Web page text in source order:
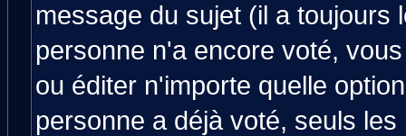
message du sujet (il a toujours
personne n'a encore voté,
ou éditer n'importe quelle
personne a déjà voté, seuls